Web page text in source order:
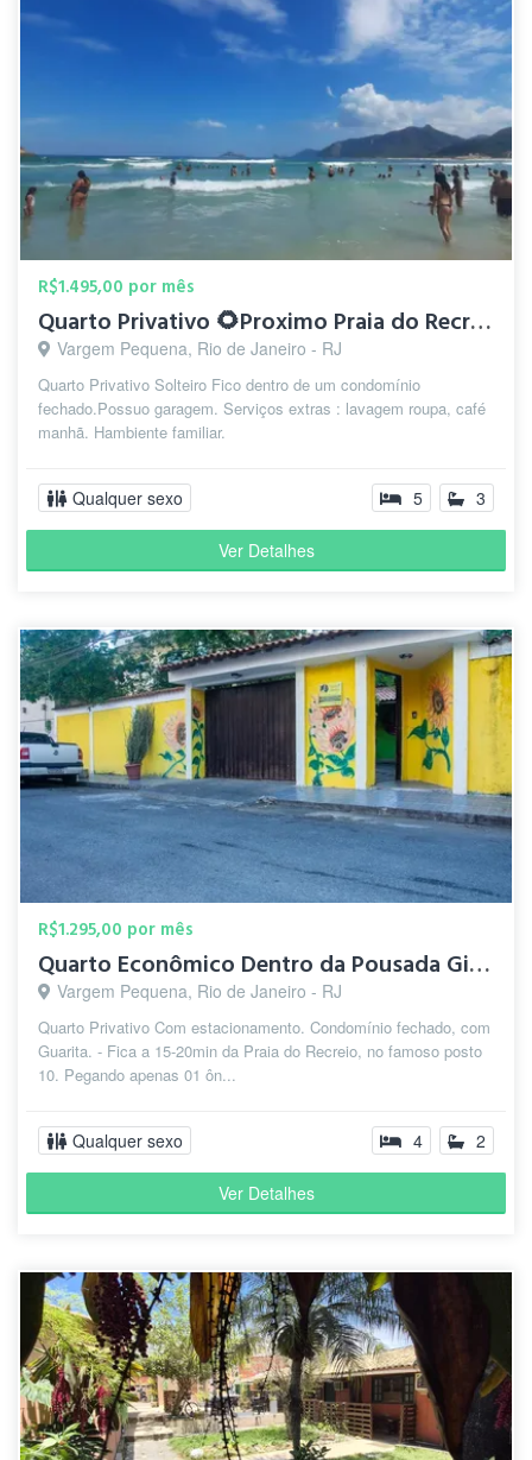
R$1.495,00 por mês
Quarto Privativo 🌻Proximo Praia do Recreio.Cond. Fechado
Vargem Pequena, Rio de Janeiro - RJ
Quarto Privativo Solteiro Fico dentro de um condomínio
fechado.Possuo garagem. Serviços extras : lavagem roupa, café
manhã. Hambiente familiar.
Qualquer sexo 5 3
Ver Detalhes
R$1.295,00 por mês
Quarto Econômico Dentro da Pousada Girassol 🌻
Vargem Pequena, Rio de Janeiro - RJ
Quarto Privativo Com estacionamento. Condomínio fechado, com
Guarita. - Fica a 15-20min da Praia do Recreio, no famoso posto
10. Pegando apenas 01 ôn...
Qualquer sexo 4 2
Ver Detalhes